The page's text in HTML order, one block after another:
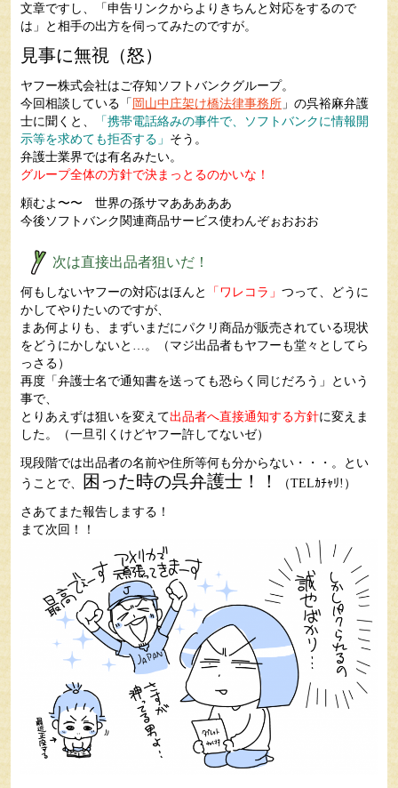
文章ですし、「申告リンクからよりきちんと対応をするので
は」と相手の出方を伺ってみたのですが。
見事に無視（怒）
ヤフー株式会社はご存知ソフトバンクグループ。
今回相談している「 岡山中庄架け橋法律事務所 」の呉裕麻弁護
士に聞くと、
「携帯電話絡みの事件で、ソフトバンクに情報開
示等を求めても拒否する」 そう。
弁護士業界では有名みたい。
グループ全体の方針で決まっとるのかいな！
頼むよ〜〜 世界の孫サマあああああ
今後ソフトバンク関連商品サービス使わんぞぉおおお
次は直接出品者狙いだ！
何もしないヤフーの対応はほんと 「ワレコラ」 つって、どうに
かしてやりたいのですが、
まあ何よりも、まずいまだにパクリ商品が販売されている現状
をどうにかしないと…。（マジ出品者もヤフーも堂々としてら
っさる）
再度「弁護士名で通知書を送っても恐らく同じだろう」という
事で、
とりあえずは狙いを変えて出品者へ直接通知する方針に変えま
した。（一旦引くけどヤフー許してないゼ）
現段階では出品者の名前や住所等何も分からない・・・。とい
うことで、 困った時の呉弁護士！！ （TELｶﾁｬﾘ!）
さあてまた報告しまする！
まて次回！！